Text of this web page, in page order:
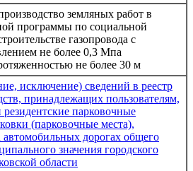
земляных работ в
программы по социальной
газопровода с
не более 0,3 Мпа
не более 30 м
исключение) сведений в реестр
принадлежащих пользователям,
парковочные
(парковочные места),
дорогах общего
значения городского
области